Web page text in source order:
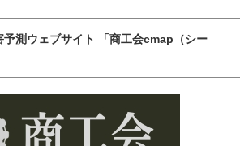
予測ウェブサイト 「商工会cmap（シー